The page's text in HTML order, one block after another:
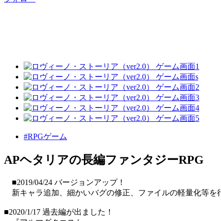
#RPGゲーム
APヘタリアの長編ファンタジーRPG
■2019/04/24 バージョンアップ！
新キャラ追加、細かいバグの修正、ファイルの軽量化等を
■2020/1/17 過去編が出ました！